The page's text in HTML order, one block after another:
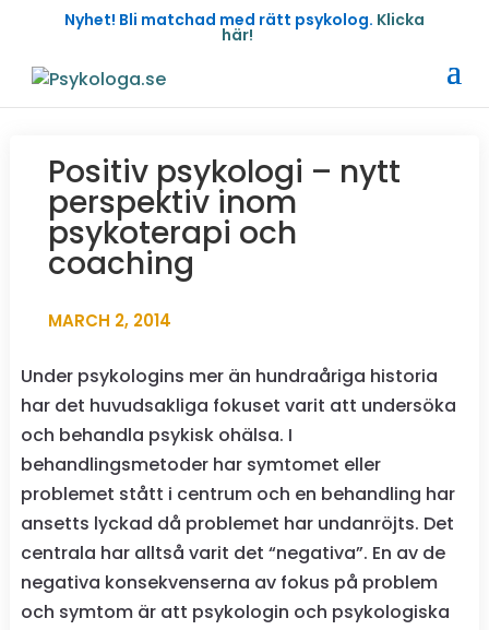
Nyhet! Bli matchad med rätt psykolog. Klicka
här!
Positiv psykologi – nytt
perspektiv inom
psykoterapi och
coaching
MARCH 2, 2014
Under psykologins mer än hundraåriga historia
har det huvudsakliga fokuset varit att undersöka
och behandla psykisk ohälsa. I
behandlingsmetoder har symtomet eller
problemet stått i centrum och en behandling har
ansetts lyckad då problemet har undanröjts. Det
centrala har alltså varit det “negativa”. En av de
negativa konsekvenserna av fokus på problem
och symtom är att psykologin och psykologiska